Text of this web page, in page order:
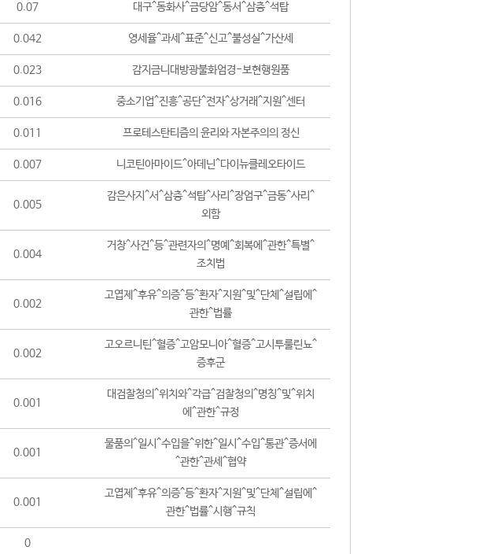
0.07 대구^동화사^금당암^동서^삼층^석탑
0.042 영세율^과세^표준^신고^불성실^가산세
0.023 감지금니대방광불화엄경-보현행원품
0.016 중소기업^진흥^공단^전자^상거래^지원^센터
0.011 프로테스탄티즘의 윤리와 자본주의의 정신
0.007 니코틴아마이드^아데닌^다이뉴클레오타이드
0.005
감은사지^서^삼층^석탑^사리^장엄구^금동^사리^
외함
0.004
거창^사건^등^관련자의^명예^회복에^관한^특별^
조치법
0.002
고엽제^후유^의증^등^환자^지원^및^단체^설립에^
관한^법률
0.002
고오르니틴^혈증^고암모니아^혈증^고시투룰린뇨^
증후군
0.001
대검찰청의^위치와^각급^검찰청의^명칭^및^위치
에^관한^규정
0.001
물품의^일시^수입을^위한^일시^수입^통관^증서에
^관한^관세^협약
0.001
고엽제^후유^의증^등^환자^지원^및^단체^설립에^
관한^법률^시행^규칙
0